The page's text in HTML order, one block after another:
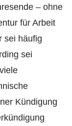
– ohne
für Arbeit
sei häufig
sei
Kündigung